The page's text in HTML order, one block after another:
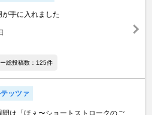
手に入れました
総投稿数：125件
テッツァ
間は「ほぇ〜ショートストロークのご